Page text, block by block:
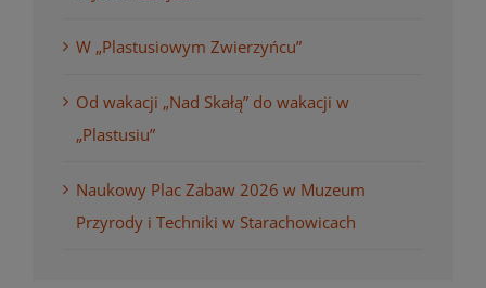
W „Plastusiowym Zwierzyńcu”
Od wakacji „Nad Skałą” do wakacji w
„Plastusiu”
Naukowy Plac Zabaw 2026 w Muzeum
Przyrody i Techniki w Starachowicach